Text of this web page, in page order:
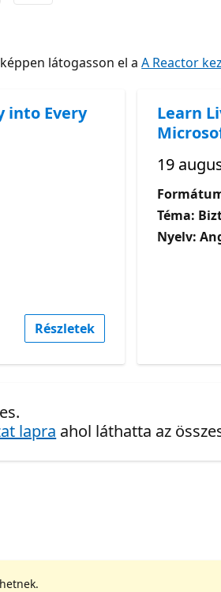
látogasson el aA Reactor
into Every
Részletek
Learn
19
Téma:
Nyelv:
lapra ahol láthatta az